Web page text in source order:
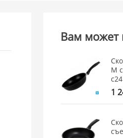
Вам может
М
1